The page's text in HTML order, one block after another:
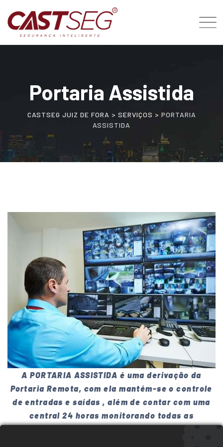
Skip
to
Portaria Assistida
CASTSEG JUIZ DE FORA > SERVIÇOS > PORTARIA
ASSISTIDA
A PORTARIA ASSISTIDA é uma derivação da
Portaria Remota, com ela mantém-se o controle
de entradas e saídas , além de contar com uma
central 24 horas monitorando todas as